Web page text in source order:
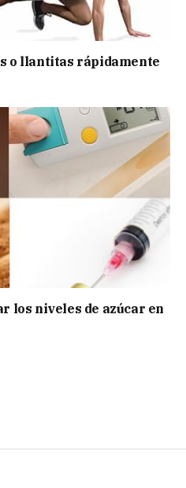
o llantitas rápidamente
los niveles de azúcar en